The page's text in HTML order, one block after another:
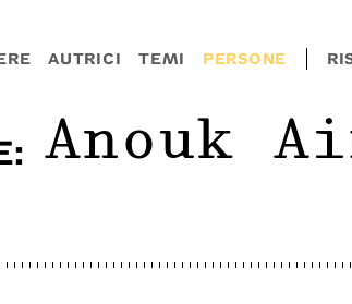
AUTRICI TEMI PERSONE
: Anouk